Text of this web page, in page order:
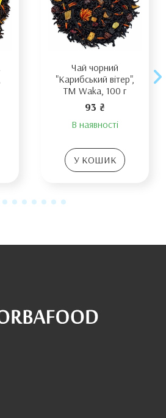
Чай чорний
"Карибський вітер",
TM Waka, 100 г
93 ₴
В наявності
У КОШИК